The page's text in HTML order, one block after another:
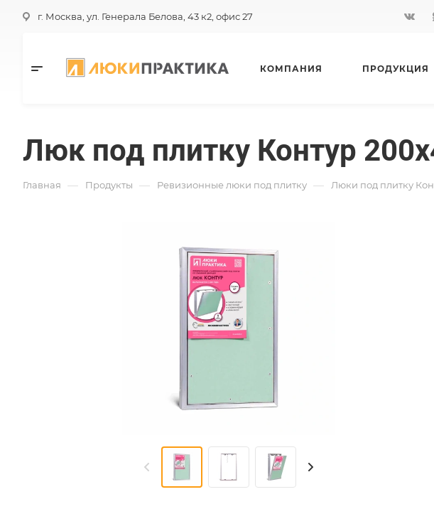
г. Москва, ул. Генерала Белова, 43 к2, офис 27
КОМПАНИЯ ПРОДУКЦИЯ
Люк под плитку Контур
Главная — Продукты — Ревизионные люки под плитку — Люки под плитку